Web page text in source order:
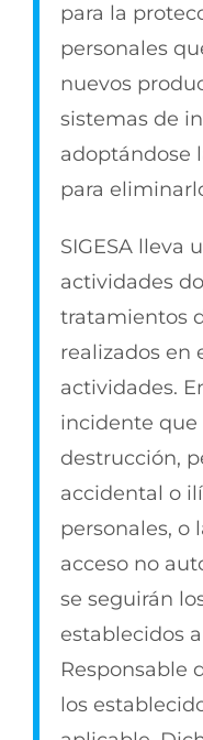
para la
personales
nuevos
sistemas de
adoptándose
para
SIGESA lleva
actividades
tratamientos
realizados en
actividades.
incidente que
destrucción,
accidental o
personales, o
acceso no
se seguirán
establecidos
Responsable
los